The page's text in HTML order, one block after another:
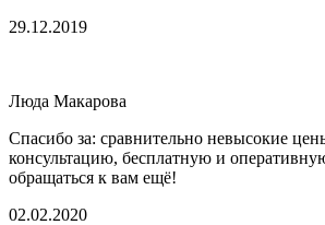
29.12.2019
Люда Макарова
Спасибо за: сравнительно невысокие
консультацию, бесплатную и
обращаться к вам ещё!
02.02.2020